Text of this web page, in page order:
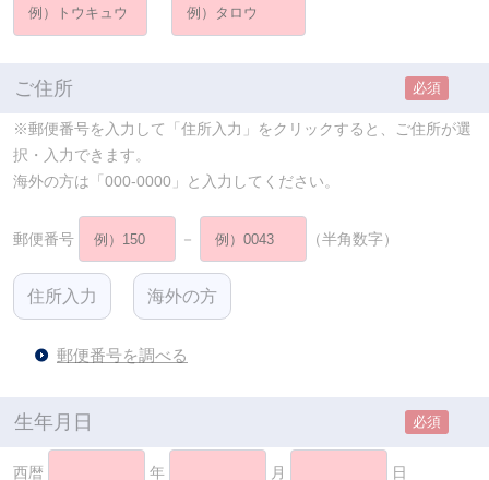
ご住所 必須
※郵便番号を入力して「住所入力」をクリックすると、ご住所が選
択・入力できます。
海外の方は「000-0000」と入力してください。
郵便番号 － （半角数字）
郵便番号を調べる
生年月日 必須
西暦 年 月 日